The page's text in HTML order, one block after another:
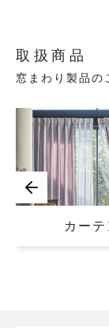
取扱商品
窓まわり製品の
カーテ